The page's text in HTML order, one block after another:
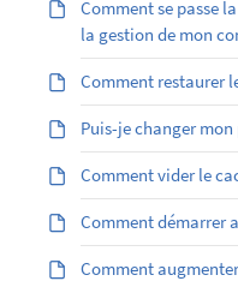
Comment se passe
la gestion de mon
Comment restaurer
Puis-je changer mon
Comment vider le
Comment démarrer
Comment